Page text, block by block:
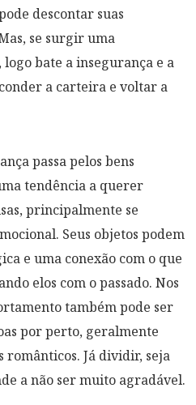
descontar suas
se surgir uma
bate a insegurança e a
a carteira e voltar a
passa pelos bens
tendência a querer
principalmente se
Seus objetos podem
e uma conexão com o que
elos com o passado. Nos
também pode ser
por perto, geralmente
românticos. Já dividir, seja
a não ser muito agradável.